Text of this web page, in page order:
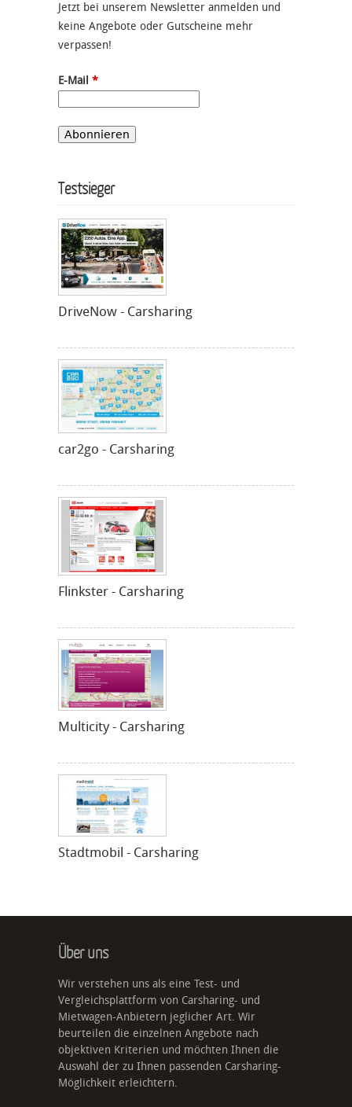
Jetzt bei unserem Newsletter anmelden und
keine Angebote oder Gutscheine mehr
verpassen!
E-Mail *
Testsieger
DriveNow - Carsharing
car2go - Carsharing
Flinkster - Carsharing
Multicity - Carsharing
Stadtmobil - Carsharing
Über uns
Wir verstehen uns als eine Test- und
Vergleichsplattform von Carsharing- und
Mietwagen-Anbietern jeglicher Art. Wir
beurteilen die einzelnen Angebote nach
objektiven Kriterien und möchten Ihnen die
Auswahl der zu Ihnen passenden Carsharing-
Möglichkeit erleichtern.